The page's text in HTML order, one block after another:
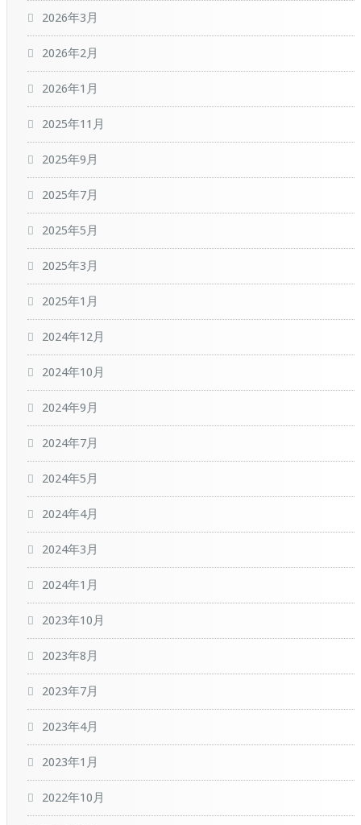
2026年3月
2026年2月
2026年1月
2025年11月
2025年9月
2025年7月
2025年5月
2025年3月
2025年1月
2024年12月
2024年10月
2024年9月
2024年7月
2024年5月
2024年4月
2024年3月
2024年1月
2023年10月
2023年8月
2023年7月
2023年4月
2023年1月
2022年10月